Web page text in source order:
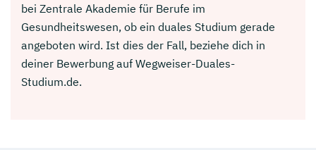
bei Zentrale Akademie für Berufe im
Gesundheitswesen, ob ein duales Studium gerade
angeboten wird. Ist dies der Fall, beziehe dich in
deiner Bewerbung auf Wegweiser-Duales-
Studium.de.